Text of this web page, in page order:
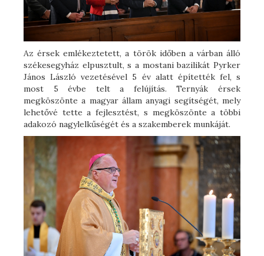
Az érsek emlékeztetett, a török időben a várban álló
székesegyház elpusztult, s a mostani bazilikát Pyrker
János László vezetésével 5 év alatt építették fel, s
most 5 évbe telt a felújítás. Ternyák érsek
megköszönte a magyar állam anyagi segítségét, mely
lehetővé tette a fejlesztést, s megköszönte a többi
adakozó nagylelkűségét és a szakemberek munkáját.